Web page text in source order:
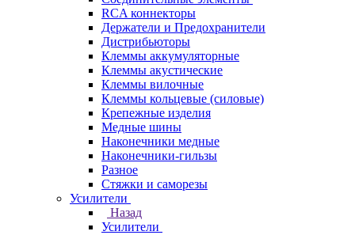
RCA коннекторы
Держатели и Предохранители
Дистрибьюторы
Клеммы аккумуляторные
Клеммы акустические
Клеммы вилочные
Клеммы кольцевые (силовые)
Крепежные изделия
Медные шины
Наконечники медные
Наконечники-гильзы
Разное
Стяжки и саморезы
Усилители
Назад
Усилители